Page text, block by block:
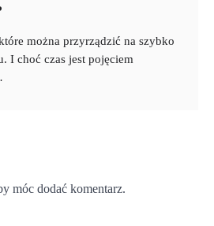
można przyrządzić na szybko
I choć czas jest pojęciem
móc dodać komentarz.